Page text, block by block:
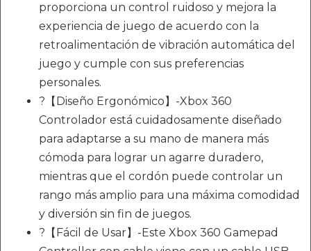
proporciona un control ruidoso y mejora la
experiencia de juego de acuerdo con la
retroalimentación de vibración automática del
juego y cumple con sus preferencias
personales.
?【Diseño Ergonómico】-Xbox 360
Controlador está cuidadosamente diseñado
para adaptarse a su mano de manera más
cómoda para lograr un agarre duradero,
mientras que el cordón puede controlar un
rango más amplio para una máxima comodidad
y diversión sin fin de juegos.
?【Fácil de Usar】-Este Xbox 360 Gamepad